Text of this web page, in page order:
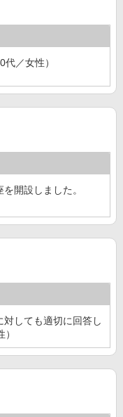
／女性）
開設しました。
しても適切に回答し